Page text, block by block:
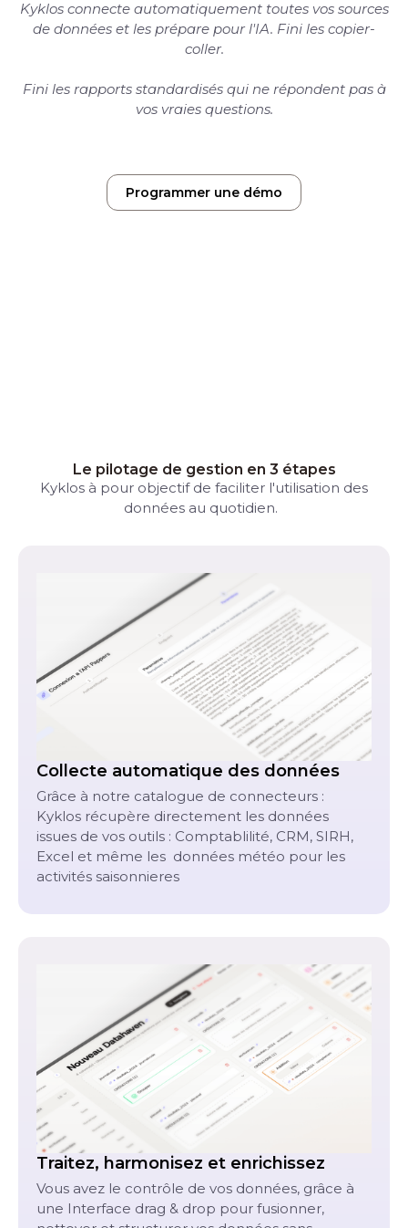
Kyklos connecte automatiquement toutes vos sources
de données et les prépare pour l'IA. Fini les copier-
coller.
Fini les rapports standardisés qui ne répondent pas à
vos vraies questions.
Programmer une démo
Le pilotage de gestion en 3 étapes
Kyklos à pour objectif de faciliter l'utilisation des
données au quotidien.
Collecte automatique des données
Grâce à notre catalogue de connecteurs :
Kyklos récupère directement les données
issues de vos outils : Comptablilité, CRM, SIRH,
Excel et même les données météo pour les
activités saisonnieres
Traitez, harmonisez et enrichissez
Vous avez le contrôle de vos données, grâce à
une Interface drag & drop pour fusionner,